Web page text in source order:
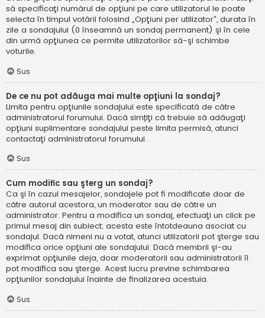
să specificaţi numărul de opţiuni pe care utilizatorul le poate
selecta în timpul votării folosind „Opţiuni per utilizator”, durata în
zile a sondajului (0 înseamnă un sondaj permanent) şi în cele
din urmă opţiunea ce permite utilizatorilor să-şi schimbe
voturile.
Sus
De ce nu pot adăuga mai multe opţiuni la sondaj?
Limita pentru opţiunile sondajului este specificată de către
administratorul forumului. Dacă simțiţi că trebuie să adăugaţi
opţiuni suplimentare sondajului peste limita permisă, atunci
contactaţi administratorul forumului.
Sus
Cum modific sau şterg un sondaj?
Ca şi în cazul mesajelor, sondajele pot fi modificate doar de
către autorul acestora, un moderator sau de către un
administrator. Pentru a modifica un sondaj, efectuaţi un click pe
primul mesaj din subiect; acesta este întotdeauna asociat cu
sondajul. Dacă nimeni nu a votat, atunci utilizatorii pot şterge sau
modifica orice opţiuni ale sondajului. Dacă membrii şi-au
exprimat opţiunile deja, doar moderatorii sau administratorii îl
pot modifica sau şterge. Acest lucru previne schimbarea
opţiunilor sondajului înainte de finalizarea acestuia.
Sus